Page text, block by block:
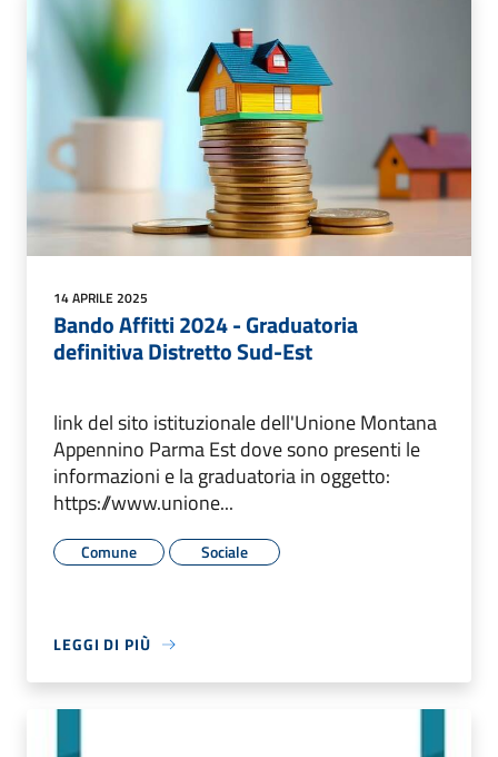
14 APRILE 2025
Bando Affitti 2024 - Graduatoria
definitiva Distretto Sud-Est
link del sito istituzionale dell'Unione Montana
Appennino Parma Est dove sono presenti le
informazioni e la graduatoria in oggetto:
https://www.unione...
Comune Sociale
LEGGI DI PIÙ